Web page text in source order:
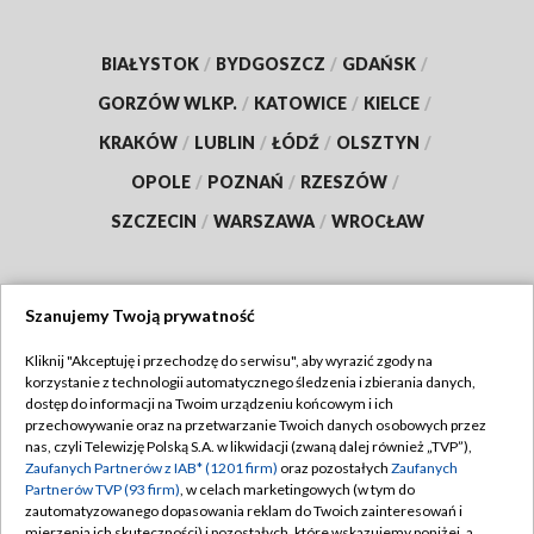
BIAŁYSTOK / BYDGOSZCZ / GDAŃSK /
GORZÓW WLKP. / KATOWICE / KIELCE /
KRAKÓW / LUBLIN / ŁÓDŹ / OLSZTYN /
OPOLE / POZNAŃ / RZESZÓW /
SZCZECIN / WARSZAWA / WROCŁAW
TVP
Abonament TVP
Emisja w TVP
Centrum informacji TVP
Regulamin TVP
Polityka prywatności
Moje zgody
Szanujemy Twoją prywatność
Kliknij "Akceptuję i przechodzę do serwisu", aby wyrazić zgody na
korzystanie z technologii automatycznego śledzenia i zbierania danych,
dostęp do informacji na Twoim urządzeniu końcowym i ich
przechowywanie oraz na przetwarzanie Twoich danych osobowych przez
nas, czyli Telewizję Polską S.A. w likwidacji (zwaną dalej również „TVP”),
Zaufanych Partnerów z IAB* (1201 firm) oraz pozostałych Zaufanych
Partnerów TVP (93 firm), w celach marketingowych (w tym do
zautomatyzowanego dopasowania reklam do Twoich zainteresowań i